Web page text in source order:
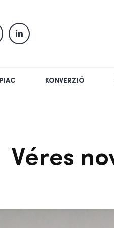
PIAC KONVERZIÓ
Véres